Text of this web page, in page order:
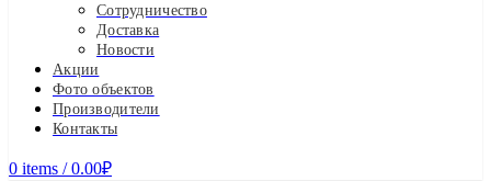
Сотрудничество
Доставка
Новости
Акции
Фото объектов
Производители
Контакты
0 items / 0.00₽